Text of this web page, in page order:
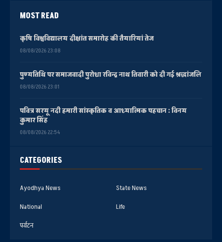
CATEGORIES
Ayodhya News
State News
National
Life
पर्यटन
MOST READ
कृषि विश्वविद्यालय दीक्षांत समारोह की तैयारियां तेज
08/08/2026 23:08
पुण्यतिथि पर समाजवादी पुरोधा रविन्द्र नाथ तिवारी को दी गई श्रद्धांजलि
08/08/2026 23:01
पवित्र सरयू नदी हमारी सांस्कृतिक व आध्यात्मिक पहचान : विनय
कुमार सिंह
08/08/2026 22:54